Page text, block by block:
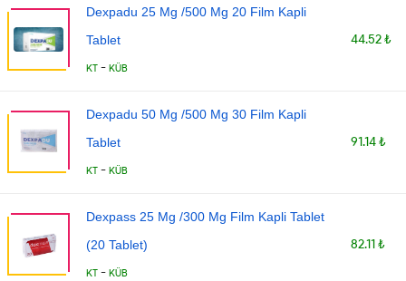
Dexpadu 25 Mg /500 Mg 20 Film Kapli
Tablet
KT - KÜB
44.52 ₺
Dexpadu 50 Mg /500 Mg 30 Film Kapli
Tablet
KT - KÜB
91.14 ₺
Dexpass 25 Mg /300 Mg Film Kapli Tablet
(20 Tablet)
KT - KÜB
82.11 ₺